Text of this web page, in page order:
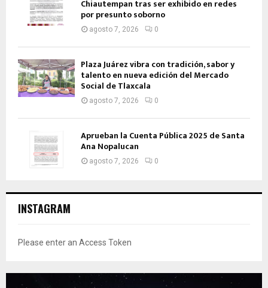
Chiautempan tras ser exhibido en redes
por presunto soborno
agosto 7, 2026 0
Plaza Juárez vibra con tradición, sabor y
talento en nueva edición del Mercado
Social de Tlaxcala
agosto 7, 2026 0
Aprueban la Cuenta Pública 2025 de Santa
Ana Nopalucan
agosto 7, 2026 0
INSTAGRAM
Please enter an Access Token